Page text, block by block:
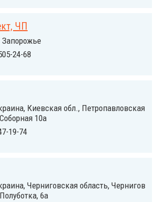
ЧП
Запорожье
24-68
Киевская обл., Петропавловская
10а
19-74
Черниговская область, Чернигов
6а